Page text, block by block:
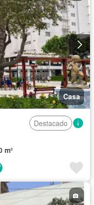
Casa
Destacado
m²